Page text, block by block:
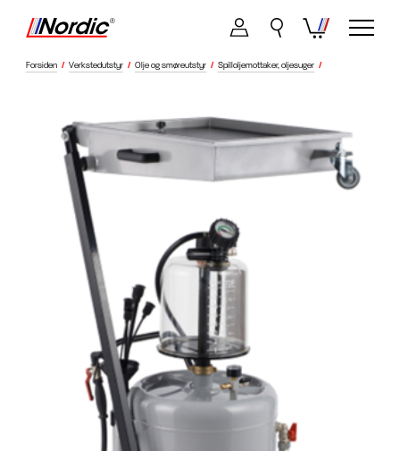
Forsiden / Verkstedutstyr / Olje og smøreutstyr / Spilloljemottaker, oljesuger /